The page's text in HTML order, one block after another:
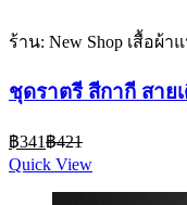
ร้าน: New Shop เสื้อผ้
ชุดราตรี สีกากี สาย
฿341 Current
price
is:
฿421
was:
Quick View